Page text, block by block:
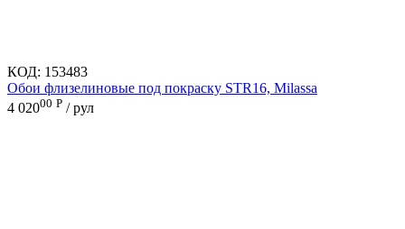
КОД: 153483
Обои флизелиновые под покраску STR16, Milassa
4 02000 Р / рул